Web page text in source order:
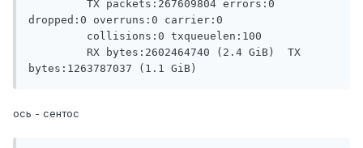
dropped:0 overruns:0 carrier:0
ось - сентос